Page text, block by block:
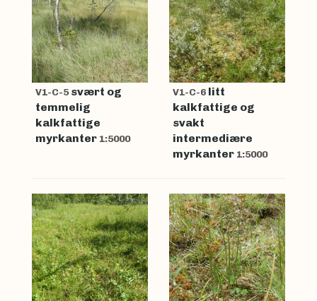
V1-C-5svært og
temmelig
kalkfattige
myrkanter 1:5000
V1-C-6 litt
kalkfattige og
svakt
intermediære
myrkanter 1:5000